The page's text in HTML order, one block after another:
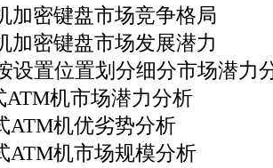
加密键盘市场竞争格局
加密键盘市场发展潜力
设置位置划分细分市场潜力
ATM机市场潜力分析
ATM机优劣势分析
ATM机市场规模分析